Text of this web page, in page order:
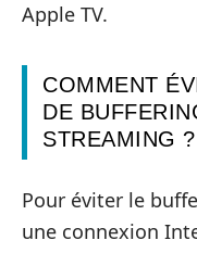
Apple TV.
COMMENT
DE
STREAMING ?
Pour éviter le
une connexion